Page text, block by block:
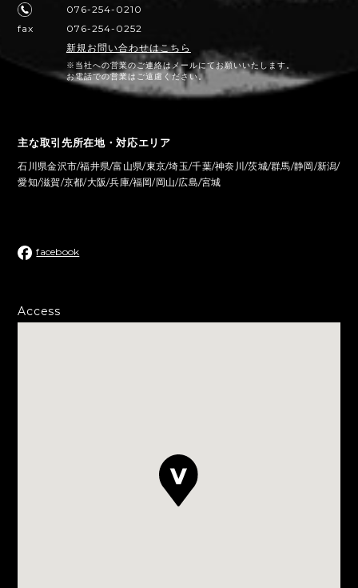
076-254-0210
fax
076-254-0252
新規お問い合わせはこちら
※当社への営業のご連絡はメールにてお願いいたします。
お電話での営業はご遠慮ください。
主な取引先所在地・対応エリア
石川県金沢市/福井県/富山県/東京/埼玉/千葉/神奈川/茨城/群馬/静岡/新潟/
愛知/滋賀/京都/大阪/兵庫/福岡/岡山/広島/宮城
facebook
Access